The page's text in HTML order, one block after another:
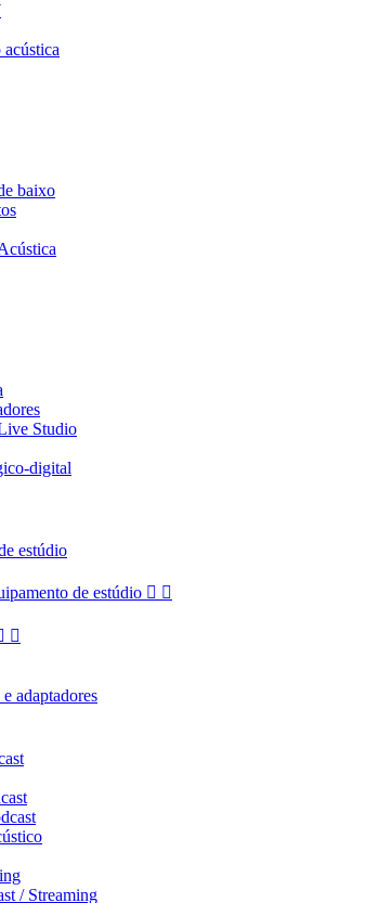
baixo
Studio
digital
estúdio
de estúdio  

adaptadores
/ Streaming